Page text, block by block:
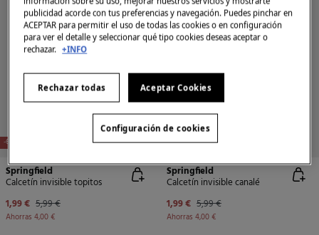
-67%
Springfield
Calcetín invisible topitos
1,99 € 5,99 €
Ahorras 4,00 €
-67%
Springfield
Calcetín invisible canalé
1,99 € 5,99 €
Ahorras 4,00 €
publicidad acorde con tus preferencias y navegación. Puedes pinchar en
ACEPTAR para permitir el uso de todas las cookies o en configuración
para ver el detalle y seleccionar qué tipo cookies deseas aceptar o
rechazar. +INFO
Rechazar todas Aceptar Cookies
Configuración de cookies